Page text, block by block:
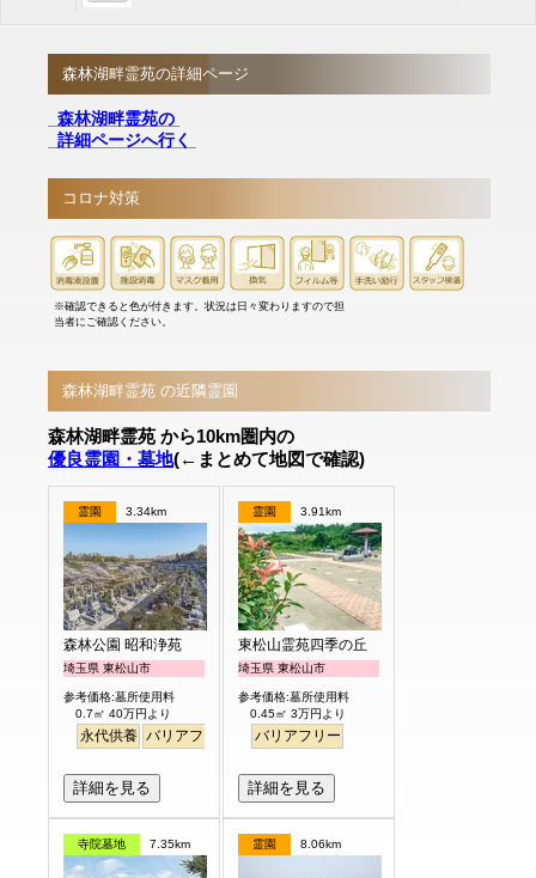
森林湖畔霊苑の詳細ページ
森林湖畔霊苑の
詳細ページへ行く
コロナ対策
※確認できると色が付きます。状況は日々変わりますので担
当者にご確認ください。
森林湖畔霊苑 の近隣霊園
森林湖畔霊苑 から10km圏内の
優良霊園・墓地(←まとめて地図で確認)
霊園 3.34km
森林公園 昭和浄苑
埼玉県 東松山市
参考価格:墓所使用料
0.7㎡ 40万円より
永代供養 バリアフリー
詳細を見る
霊園 3.91km
東松山霊苑四季の丘
埼玉県 東松山市
参考価格:墓所使用料
0.45㎡ 3万円より
バリアフリー
詳細を見る
寺院墓地 7.35km 霊園 8.06km